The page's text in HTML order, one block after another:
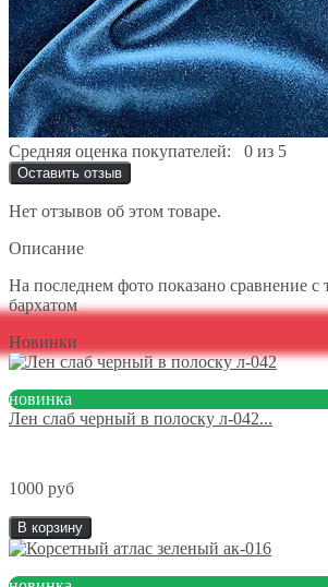
Средняя оценка покупателей: 0 из 5
Оставить отзыв
Нет отзывов об этом товаре.
Описание
На последнем фото показано сравнение
бархатом
Новинки
новинка
Лен слаб черный в полоску л-042...
1000 руб
В корзину